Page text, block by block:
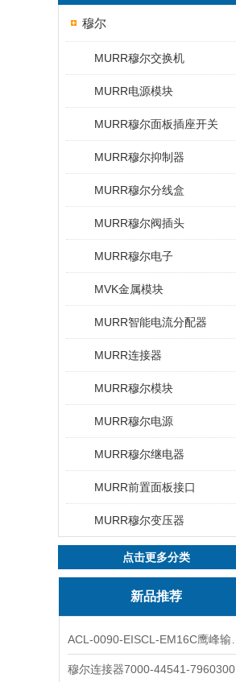
穆尔
MURR穆尔交换机
MURR电源模块
MURR穆尔面板插座开关
MURR穆尔抑制器
MURR穆尔分线盒
MURR穆尔阀插头
MURR穆尔电子
MVK金属模块
MURR智能电流分配器
MURR连接器
MURR穆尔模块
MURR穆尔电源
MURR穆尔继电器
MURR前置面板接口
MURR穆尔变压器
点击更多分类
新品推荐
穆尔连接器7000-44541-7960300